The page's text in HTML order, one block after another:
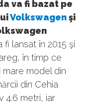
va fi bazat pe
Volkswagenşi
lansat în 2015 şi
în timp ce
mare model din
din Cehia
4.6 metri, iar